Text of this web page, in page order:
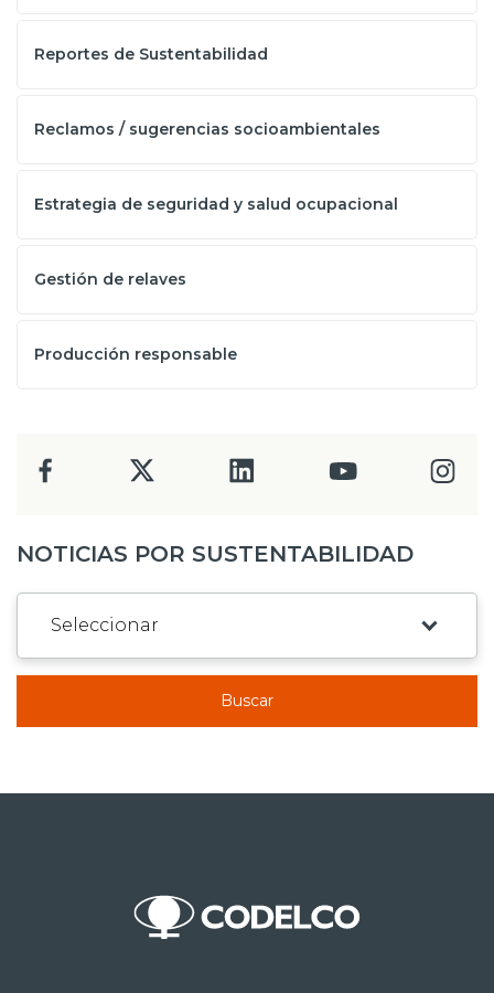
Reportes de Sustentabilidad
Reclamos / sugerencias socioambientales
Estrategia de seguridad y salud ocupacional
Gestión de relaves
Producción responsable
NOTICIAS POR SUSTENTABILIDAD
Buscar